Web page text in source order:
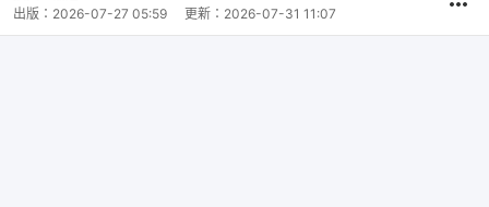
出版： 2026-07-27 05:59 更新： 2026-07-31 11:07